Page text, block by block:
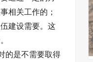
相关工作的；
建设需要。这
的是不需要取得